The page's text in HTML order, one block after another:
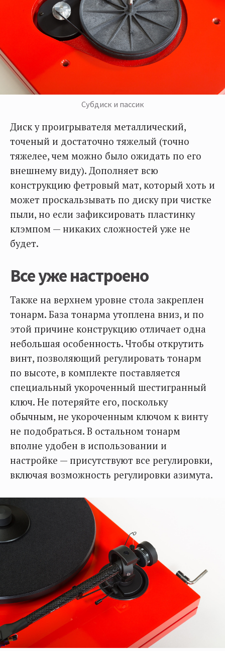
Субдиск и пассик
Диск у проигрывателя металлический,
точеный и достаточно тяжелый (точно
тяжелее, чем можно было ожидать по его
внешнему виду). Дополняет всю
конструкцию фетровый мат, который хоть и
может проскальзывать по диску при чистке
пыли, но если зафиксировать пластинку
клэмпом — никаких сложностей уже не
будет.
Все уже настроено
Также на верхнем уровне стола закреплен
тонарм. База тонарма утоплена вниз, и по
этой причине конструкцию отличает одна
небольшая особенность. Чтобы открутить
винт, позволяющий регулировать тонарм
по высоте, в комплекте поставляется
специальный укороченный шестигранный
ключ. Не потеряйте его, поскольку
обычным, не укороченным ключом к винту
не подобраться. В остальном тонарм
вполне удобен в использовании и
настройке — присутствуют все регулировки,
включая возможность регулировки азимута.